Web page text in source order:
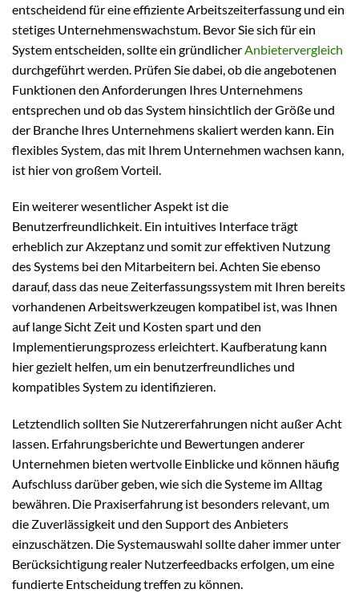
entscheidend für eine effiziente Arbeitszeiterfassung und ein
stetiges Unternehmenswachstum. Bevor Sie sich für ein
System entscheiden, sollte ein gründlicher Anbietervergleich
durchgeführt werden. Prüfen Sie dabei, ob die angebotenen
Funktionen den Anforderungen Ihres Unternehmens
entsprechen und ob das System hinsichtlich der Größe und
der Branche Ihres Unternehmens skaliert werden kann. Ein
flexibles System, das mit Ihrem Unternehmen wachsen kann,
ist hier von großem Vorteil.
Ein weiterer wesentlicher Aspekt ist die
Benutzerfreundlichkeit. Ein intuitives Interface trägt
erheblich zur Akzeptanz und somit zur effektiven Nutzung
des Systems bei den Mitarbeitern bei. Achten Sie ebenso
darauf, dass das neue Zeiterfassungssystem mit Ihren bereits
vorhandenen Arbeitswerkzeugen kompatibel ist, was Ihnen
auf lange Sicht Zeit und Kosten spart und den
Implementierungsprozess erleichtert. Kaufberatung kann
hier gezielt helfen, um ein benutzerfreundliches und
kompatibles System zu identifizieren.
Letztendlich sollten Sie Nutzererfahrungen nicht außer Acht
lassen. Erfahrungsberichte und Bewertungen anderer
Unternehmen bieten wertvolle Einblicke und können häufig
Aufschluss darüber geben, wie sich die Systeme im Alltag
bewähren. Die Praxiserfahrung ist besonders relevant, um
die Zuverlässigkeit und den Support des Anbieters
einzuschätzen. Die Systemauswahl sollte daher immer unter
Berücksichtigung realer Nutzerfeedbacks erfolgen, um eine
fundierte Entscheidung treffen zu können.